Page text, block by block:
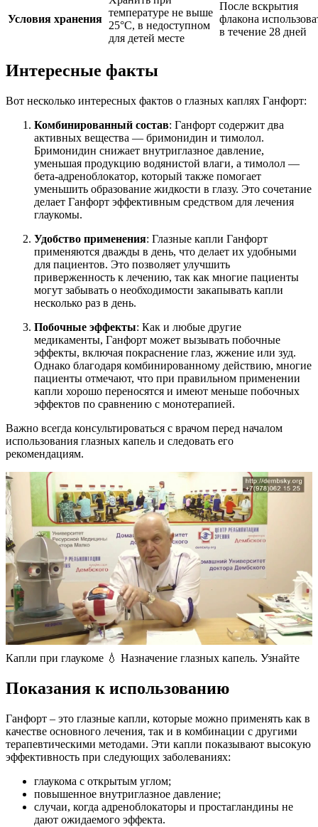
Условия хранения
температуре не выше
25°C, в недоступном
для детей месте
После вскрытия
флакона
в течение 28 дней
Интересные факты
Вот несколько интересных фактов о глазных каплях Ганфорт:
Комбинированный состав: Ганфорт содержит два
активных вещества — бримонидин и тимолол.
Бримонидин снижает внутриглазное давление,
уменьшая продукцию водянистой влаги, а тимолол —
бета-адреноблокатор, который также помогает
уменьшить образование жидкости в глазу. Это сочетание
делает Ганфорт эффективным средством для лечения
глаукомы.
Удобство применения: Глазные капли Ганфорт
применяются дважды в день, что делает их удобными
для пациентов. Это позволяет улучшить
приверженность к лечению, так как многие пациенты
могут забывать о необходимости закапывать капли
несколько раз в день.
Побочные эффекты: Как и любые другие
медикаменты, Ганфорт может вызывать побочные
эффекты, включая покраснение глаз, жжение или зуд.
Однако благодаря комбинированному действию, многие
пациенты отмечают, что при правильном применении
капли хорошо переносятся и имеют меньше побочных
эффектов по сравнению с монотерапией.
Важно всегда консультироваться с врачом перед началом
использования глазных капель и следовать его
рекомендациям.
Капли при глаукоме 💧 Назначение глазных капель. Узнайте
Показания к использованию
Ганфорт – это глазные капли, которые можно применять как в
качестве основного лечения, так и в комбинации с другими
терапевтическими методами. Эти капли показывают высокую
эффективность при следующих заболеваниях:
глаукома с открытым углом;
повышенное внутриглазное давление;
случаи, когда адреноблокаторы и простагландины не
дают ожидаемого эффекта.